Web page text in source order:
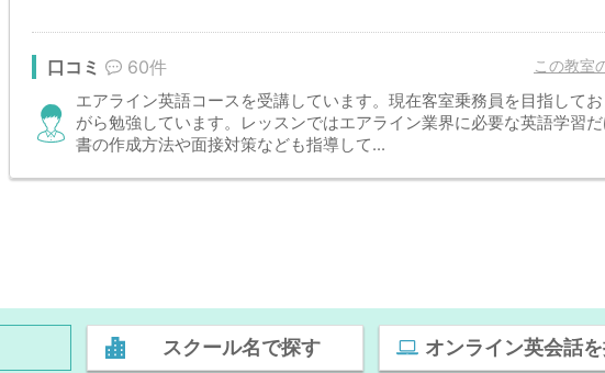
この教室
口コミ 60件
エアライン英語コースを受講しています。現在客室乗務員を目指して
がら勉強しています。レッスンではエアライン業界に必要な英語学習
書の作成方法や面接対策なども指導して...
スクール名で探す オンライン英会話